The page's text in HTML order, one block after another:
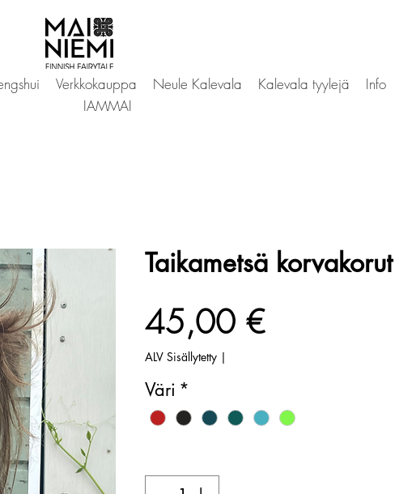
Verkkokauppa Neule Kalevala Kalevala tyylejä Info
IAMMAI
Taikametsä korvakorut
45,00 €Hinta
ALV Sisällytetty |
Väri *